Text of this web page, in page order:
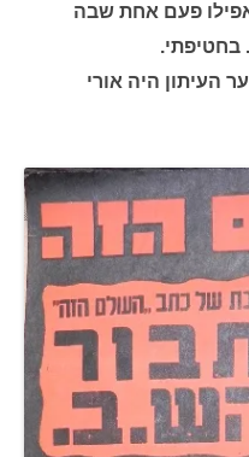
פעם אחת שבה
בחטיפתי.
העיתון היה אורי